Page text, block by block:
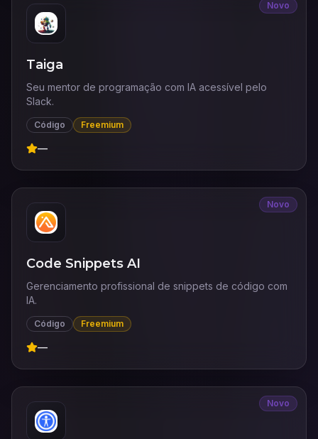
Novo
Taiga
Seu mentor de programação com IA acessível pelo
Slack.
Código Freemium
—
Novo
Code Snippets AI
Gerenciamento profissional de snippets de código com
IA.
Código Freemium
—
Novo